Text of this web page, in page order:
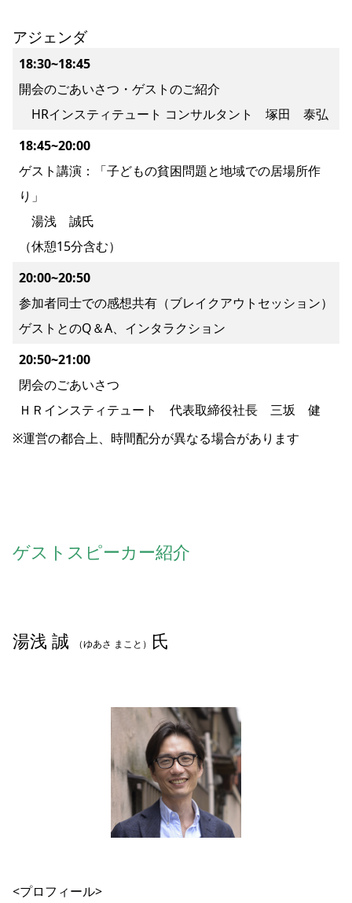
アジェンダ
18:30~18:45
開会のごあいさつ・ゲストのご紹介
HRインスティテュート コンサルタント 塚田 泰弘
18:45~20:00
ゲスト講演：「子どもの貧困問題と地域での居場所作
り」
湯浅 誠氏
（休憩15分含む）
20:00~20:50
参加者同士での感想共有（ブレイクアウトセッション）
ゲストとのQ＆A、インタラクション
20:50~21:00
閉会のごあいさつ
ＨＲインスティテュート 代表取締役社長 三坂 健
※運営の都合上、時間配分が異なる場合があります
ゲストスピーカー紹介
湯浅 誠 （ゆあさ まこと） 氏
<プロフィール>